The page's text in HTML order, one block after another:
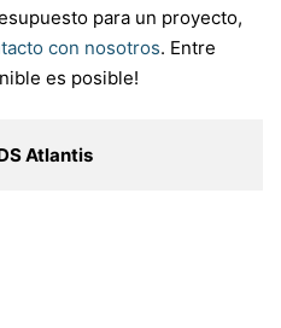
para un proyecto,
con nosotros. Entre
es posible!
Atlantis